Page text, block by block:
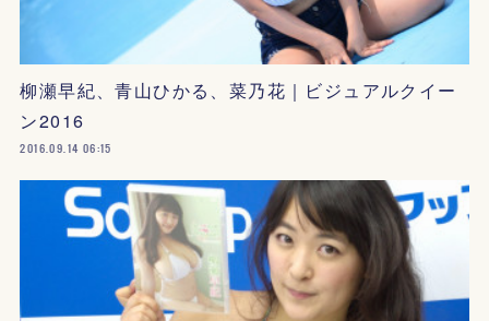
柳瀬早紀、青山ひかる、菜乃花｜ビジュアルクイー
ン2016
2016.09.14 06:15